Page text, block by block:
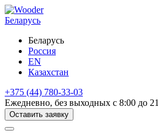
Беларусь
Беларусь
Россия
EN
Казахстан
+375 (44) 780-33-03
Ежедневно, без выходных с 8:00 до
Оставить заявку